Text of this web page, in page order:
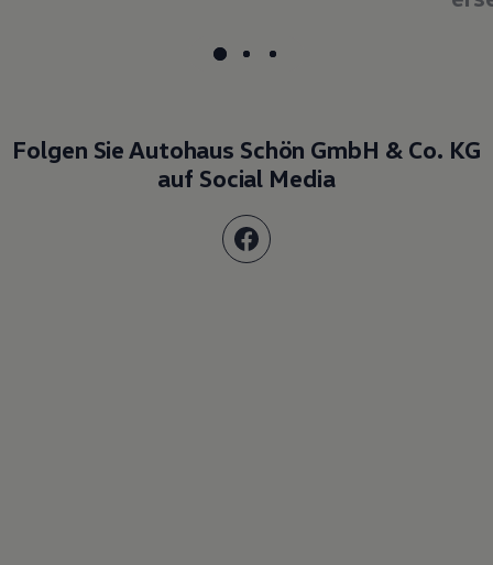
Folgen Sie Autohaus Schön GmbH & Co. KG
auf Social Media